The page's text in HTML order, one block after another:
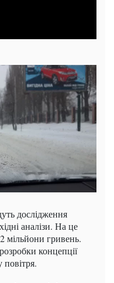
дослідження
аналізи. На це
мільйони гривень.
концепції
повітря.